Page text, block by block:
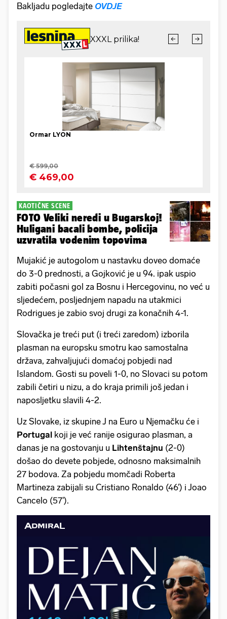
Bakljadu pogledajte OVDJE
KAOTIČNE SCENE
FOTO Veliki neredi u Bugarskoj!
Huligani bacali bombe, policija
uzvratila vodenim topovima
Mujakić je autogolom u nastavku doveo domaće
do 3-0 prednosti, a Gojković je u 94. ipak uspio
zabiti počasni gol za Bosnu i Hercegovinu, no već u
sljedećem, posljednjem napadu na utakmici
Rodrigues je zabio svoj drugi za konačnih 4-1.
Slovačka je treći put (i treći zaredom) izborila
plasman na europsku smotru kao samostalna
država, zahvaljujući domaćoj pobjedi nad
Islandom. Gosti su poveli 1-0, no Slovaci su potom
zabili četiri u nizu, a do kraja primili još jedan i
naposljetku slavili 4-2.
Uz Slovake, iz skupine J na Euro u Njemačku će i
Portugal koji je već ranije osigurao plasman, a
danas je na gostovanju u Lihtenštajnu (2-0)
došao do devete pobjede, odnosno maksimalnih
27 bodova. Za pobjedu momčadi Roberta
Martineza zabijali su Cristiano Ronaldo (46') i Joao
Cancelo (57').